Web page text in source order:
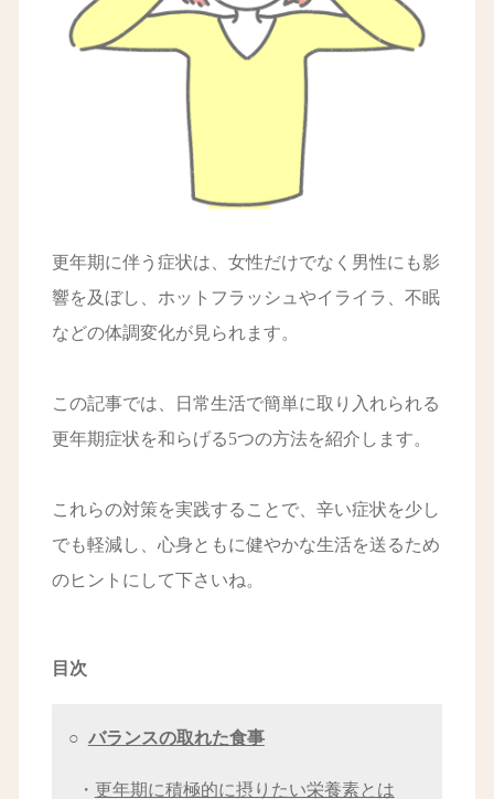
更年期に伴う症状は、女性だけでなく男性にも影
響を及ぼし、ホットフラッシュやイライラ、不眠
などの体調変化が見られます。
この記事では、日常生活で簡単に取り入れられる
更年期症状を和らげる5つの方法を紹介します。
これらの対策を実践することで、辛い症状を少し
でも軽減し、心身ともに健やかな生活を送るため
のヒントにして下さいね。
目次
○ バランスの取れた食事
・ 更年期に積極的に摂りたい栄養素とは